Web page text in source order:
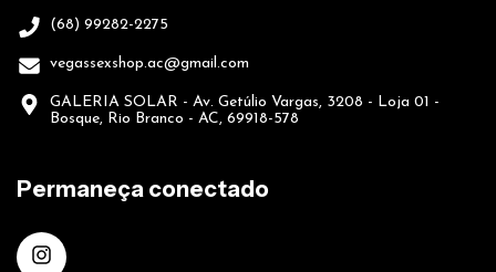
(68) 99282-2275
vegassexshop.ac@gmail.com
GALERIA SOLAR - Av. Getúlio Vargas, 3208 - Loja 01 -
Bosque, Rio Branco - AC, 69918-578
Permaneça conectado